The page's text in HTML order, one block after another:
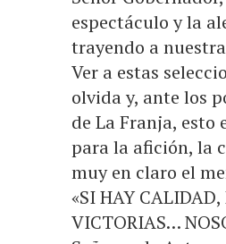
espectáculo y la
trayendo a
Ver a estas
olvida y, ante los
de La Franja, esto
para la afición, la
muy en claro el
«SI HAY CALIDAD,
VICTORIAS…